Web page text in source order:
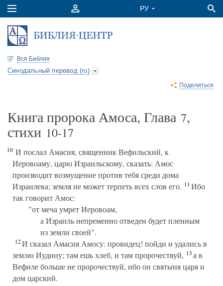
Вся Библия
Синодальный перевод (ru)
Поделиться
Книга пророка Амоса, Глава 7,
стихи 10-17
10 И послал Амасия, священник Вефильский, к
Иеровоаму, царю Израильскому, сказать: Амос
производит возмущение против тебя среди дома
Израилева; земля не может терпеть всех слов его. 11Ибо
так говорит Амос:
"от меча умрет Иеровоам,
а Израиль непременно отведен будет пленным
из земли своей".
12И сказал Амасия Амосу: провидец! пойди и удались в
землю Иудину; там ешь хлеб, и там пророчествуй, 13а в
Вефиле больше не пророчествуй, ибо он святыня царя и
дом царский.